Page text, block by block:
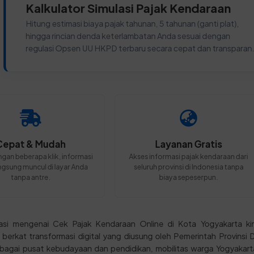
Kalkulator Simulasi Pajak Kendaraan
Hitung estimasi biaya pajak tahunan, 5 tahunan (ganti plat),
hingga rincian denda keterlambatan Anda sesuai dengan
regulasi Opsen UU HKPD terbaru secara cepat dan transparan.
& Mudah
beberapa klik, informasi
muncul di layar Anda
tanpa antre.
Layanan Gratis
Akses informasi pajak kendaraan dari
seluruh provinsi di Indonesia tanpa
biaya sepeserpun.
mengenai Cek Pajak Kendaraan Online di Kota Yogyakarta
berkat transformasi digital yang diusung oleh Pemerintah Provinsi
pusat kebudayaan dan pendidikan, mobilitas warga